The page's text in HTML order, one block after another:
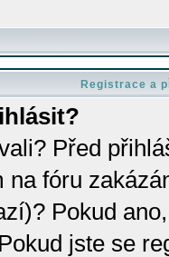
Registrace a
Před
na fóru
Pokud
jste se